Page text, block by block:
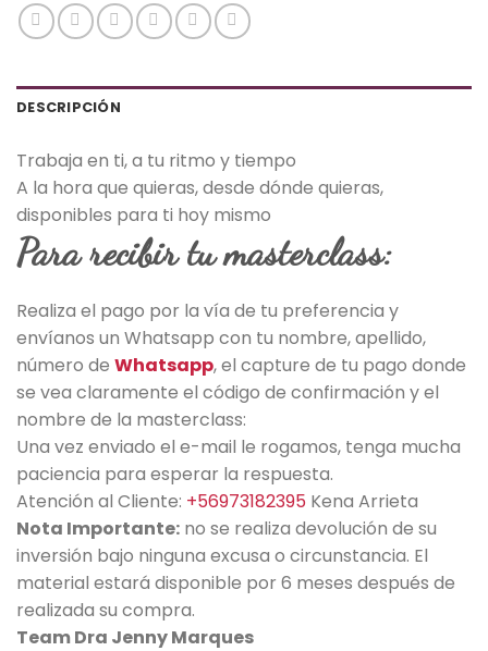
DESCRIPCIÓN
Trabaja en ti, a tu ritmo y tiempo
A la hora que quieras, desde dónde quieras,
disponibles para ti hoy mismo
Para recibir tu masterclass:
Realiza el pago por la vía de tu preferencia y
envíanos un Whatsapp con tu nombre, apellido,
número de Whatsapp, el capture de tu pago donde
se vea claramente el código de confirmación y el
nombre de la masterclass:
Una vez enviado el e-mail le rogamos, tenga mucha
paciencia para esperar la respuesta.
Atención al Cliente: +56973182395 Kena Arrieta
Nota Importante: no se realiza devolución de su
inversión bajo ninguna excusa o circunstancia. El
material estará disponible por 6 meses después de
realizada su compra.
Team Dra Jenny Marques